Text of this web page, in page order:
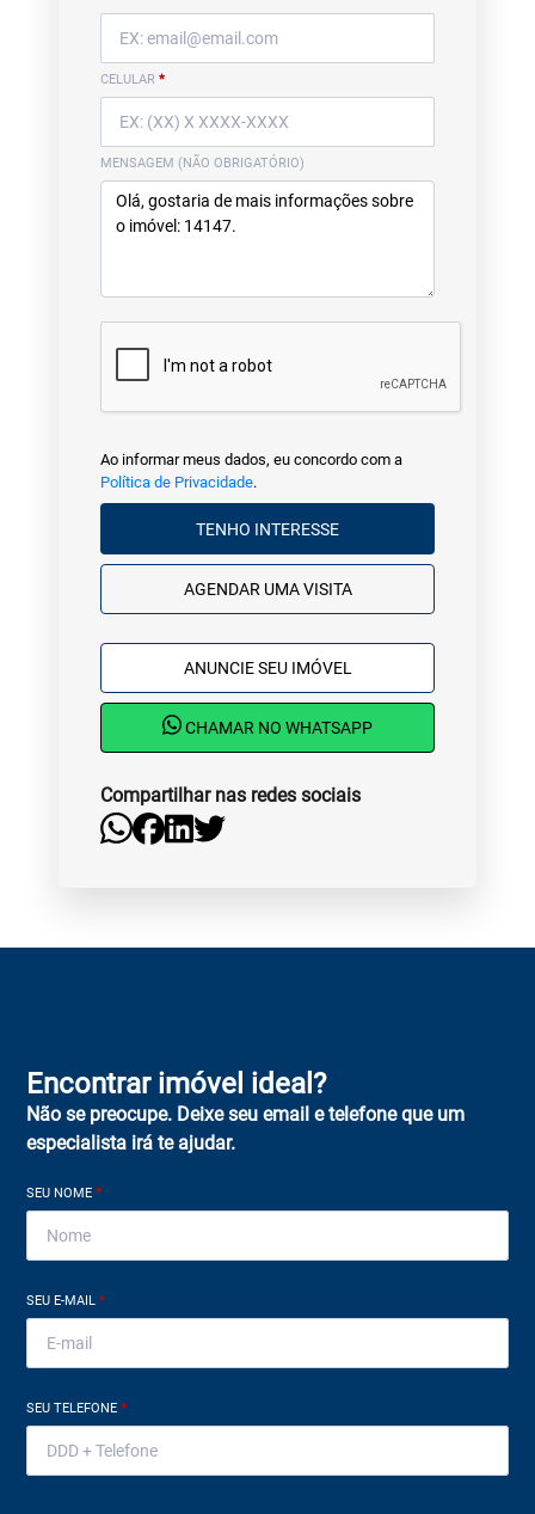
CELULAR *
MENSAGEM (NÃO OBRIGATÓRIO)
Ao informar meus dados, eu concordo com a
Política de Privacidade.
TENHO INTERESSE
AGENDAR UMA VISITA
ANUNCIE SEU IMÓVEL
CHAMAR NO WHATSAPP
Compartilhar nas redes sociais
Encontrar imóvel ideal?
Não se preocupe. Deixe seu email e telefone que um
especialista irá te ajudar.
SEU NOME*
SEU E-MAIL*
SEU TELEFONE*